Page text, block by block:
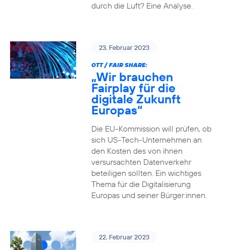
durch die Luft? Eine Analyse.
23. Februar 2023
OTT / FAIR SHARE:
„Wir brauchen
Fairplay für die
digitale Zukunft
Europas“
Die EU-Kommission will prüfen, ob
sich US-Tech-Unternehmen an
den Kosten des von ihnen
versursachten Datenverkehr
beteiligen sollten. Ein wichtiges
Thema für die Digitalisierung
Europas und seiner Bürger:innen.
22. Februar 2023